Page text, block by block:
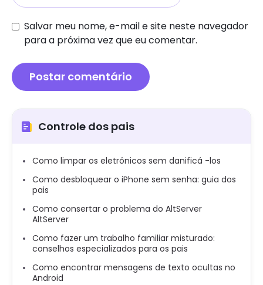
Salvar meu nome, e-mail e site neste navegador
para a próxima vez que eu comentar.
Controle dos pais
Como limpar os eletrônicos sem danificá -los
Como desbloquear o iPhone sem senha: guia dos
pais
Como consertar o problema do AltServer
AltServer
Como fazer um trabalho familiar misturado:
conselhos especializados para os pais
Como encontrar mensagens de texto ocultas no
Android